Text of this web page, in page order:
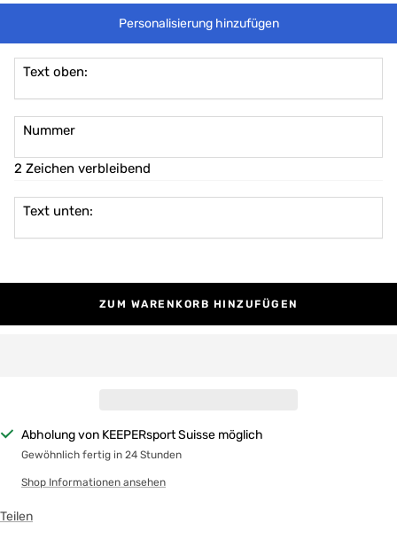
Personalisierung hinzufügen
Text oben:
Nummer
2 Zeichen verbleibend
Text unten:
ZUM WARENKORB HINZUFÜGEN
Abholung von KEEPERsport Suisse möglich
Gewöhnlich fertig in 24 Stunden
Shop Informationen ansehen
Teilen